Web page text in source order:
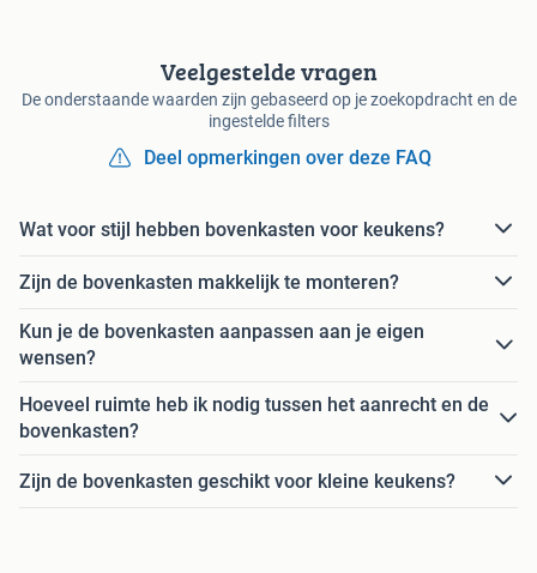
Veelgestelde vragen
De onderstaande waarden zijn gebaseerd op je zoekopdracht en de
ingestelde filters
Deel opmerkingen over deze FAQ
Wat voor stijl hebben bovenkasten voor keukens?
Zijn de bovenkasten makkelijk te monteren?
Kun je de bovenkasten aanpassen aan je eigen
wensen?
Hoeveel ruimte heb ik nodig tussen het aanrecht en de
bovenkasten?
Zijn de bovenkasten geschikt voor kleine keukens?